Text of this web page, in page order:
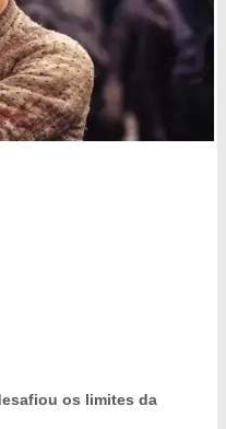
os limites da